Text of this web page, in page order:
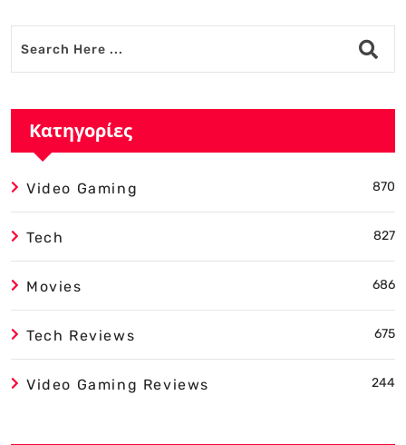
Κατηγορίες
Video Gaming 870
Tech 827
Movies 686
Tech Reviews 675
Video Gaming Reviews 244